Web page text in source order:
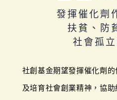
發揮催化劑
扶貧、防
社會孤
社創基金期望發揮催化劑
及培育社會創業精神，協